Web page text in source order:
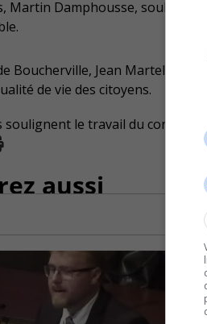
Martin Damphousse, souligne
Boucherville, Jean Martel,
de vie des citoyens.
soulignent le travail du conseil
aussi